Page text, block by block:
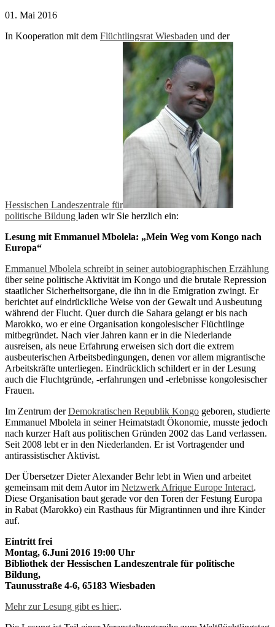
01. Mai 2016
In Kooperation mit dem Flüchtlingsrat Wiesbaden und der
Hessischen Landeszentrale für
politische Bildung laden wir Sie herzlich ein:
Lesung mit Emmanuel Mbolela: „Mein Weg vom Kongo nach
Europa“
Emmanuel Mbolela schreibt in seiner autobiographischen Erzählung
über seine politische Aktivität im Kongo und die brutale Repression
staatlicher Sicherheitsorgane, die ihn in die Emigration zwingt. Er
berichtet auf eindrückliche Weise von der Gewalt und Ausbeutung
während der Flucht. Quer durch die Sahara gelangt er bis nach
Marokko, wo er eine Organisation kongolesischer Flüchtlinge
mitbegründet. Nach vier Jahren kann er in die Niederlande
ausreisen, als neue Erfahrung erweisen sich dort die extrem
ausbeuterischen Arbeitsbedingungen, denen vor allem migrantische
Arbeitskräfte unterliegen. Eindrücklich schildert er in der Lesung
auch die Fluchtgründe, -erfahrungen und -erlebnisse kongolesischer
Frauen.
Im Zentrum derDemokratischen Republik Kongo geboren, studierte
Emmanuel Mbolela in seiner Heimatstadt Ökonomie, musste jedoch
nach kurzer Haft aus politischen Gründen 2002 das Land verlassen.
Seit 2008 lebt er in den Niederlanden. Er ist Vortragender und
antirassistischer Aktivist.
Der Übersetzer Dieter Alexander Behr lebt in Wien und arbeitet
gemeinsam mit dem Autor im Netzwerk Afrique Europe Interact.
Diese Organisation baut gerade vor den Toren der Festung Europa
in Rabat (Marokko) ein Rasthaus für Migrantinnen und ihre Kinder
auf.
Eintritt frei
Montag, 6.Juni 2016 19:00 Uhr
Bibliothek der Hessischen Landeszentrale für politische
Bildung,
Taunusstraße 4-6, 65183 Wiesbaden
Mehr zur Lesung gibt es hier:.